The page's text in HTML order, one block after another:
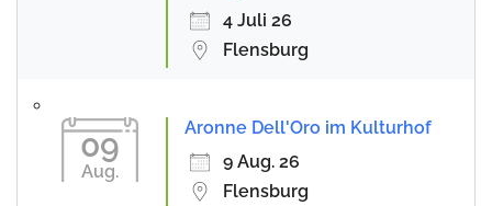
4 Juli 26
Flensburg
09
Aug.
Aronne Dell'Oro im Kulturhof
9 Aug. 26
Flensburg